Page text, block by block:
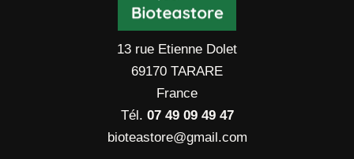
13 rue Etienne Dolet
69170 TARARE
France
Tél. 07 49 09 49 47
bioteastore@gmail.com